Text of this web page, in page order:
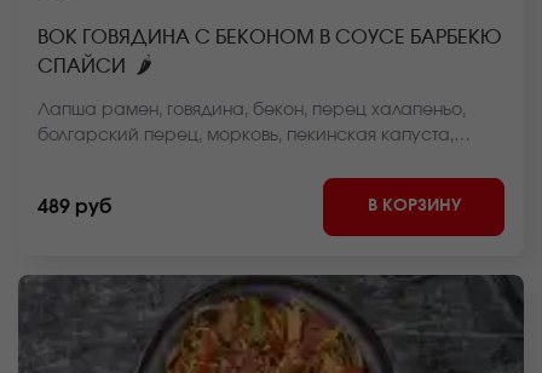
ВОК ГОВЯДИНА С БЕКОНОМ В СОУСЕ БАРБЕКЮ
СПАЙСИ
🌶
Лапша рамен, говядина, бекон, перец халапеньо,
болгарский перец, морковь, пекинская капуста,
*Внешний вид блюда может отличаться от фото на
сайте.
489 руб В КОРЗИНУ